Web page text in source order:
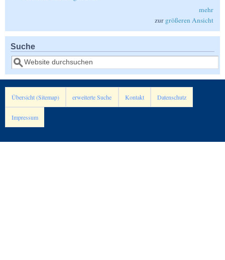
mehr
zur größeren Ansicht
Suche
Suche
Übersicht (Sitemap) erweiterte Suche Kontakt Datenschutz
Impressum